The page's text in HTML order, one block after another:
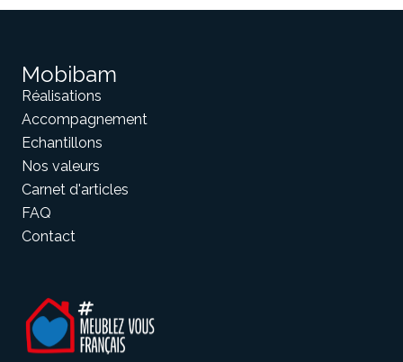
Mobibam
Réalisations
Accompagnement
Echantillons
Nos valeurs
Carnet d'articles
FAQ
Contact